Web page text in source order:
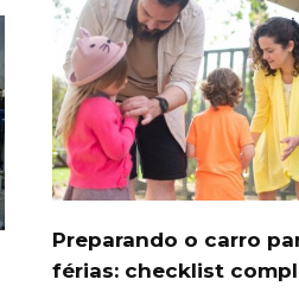
Preparando o carro
férias: checklist